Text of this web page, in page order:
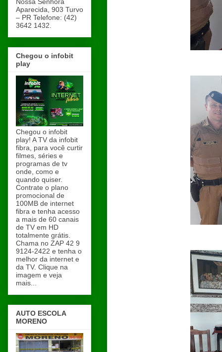
Aparecida, 903 Turvo
– PR Telefone: (42)
3642 1432.
Chegou o infobit
play
Chegou o infobit
play! A TV da infobit
fibra, para você curtir
filmes, séries e
programas de tv
onde, como e
quando quiser.
Contrate o plano
promocional de
100MB de internet
fibra e tenha acesso
a mais de 60 canais
de TV em HD
totalmente grátis.
Chama no ZAP 42 9
9124-2422 e tenha o
melhor da internet e
da TV. Clique na
imagem e veja
mais...
AUTO ESCOLA
MORENO